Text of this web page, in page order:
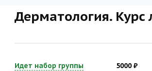
Дерматология. Курс
Идет набор группы
5000 ₽